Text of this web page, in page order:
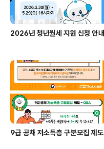
2026년 청년월세 지원 신청 안내
9급 공채 저소득층 구분모집 제도